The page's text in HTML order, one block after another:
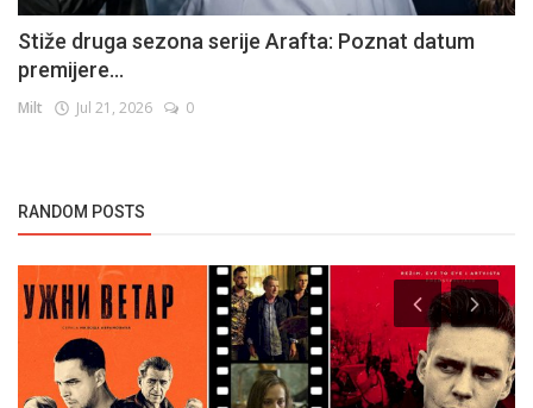
Stiže druga sezona serije Arafta: Poznat datum
premijere...
Milt Jul 21, 2026 0
RANDOM POSTS